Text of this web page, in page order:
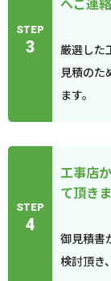
STEP
3
厳選した
見積のた
ます。
STEP
4
工事店
て頂き
御見積書
検討頂き